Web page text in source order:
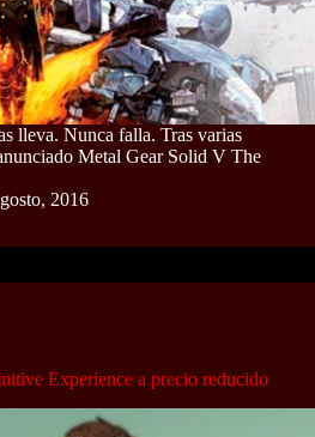
lleva. Nunca falla. Tras varias
Metal Gear Solid V The
2016
Experience a precio reducido